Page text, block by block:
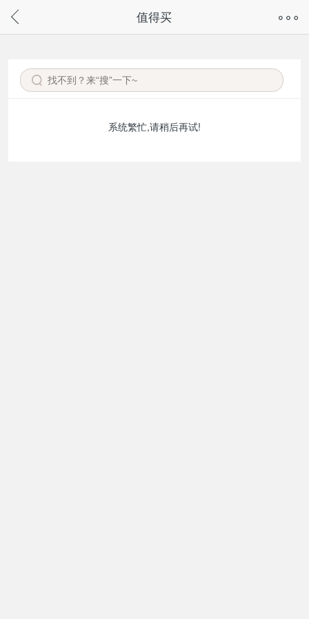
请通过微信或支付宝搜“奇兔客小程序”访问
值得买
系统繁忙,请稍后再试!